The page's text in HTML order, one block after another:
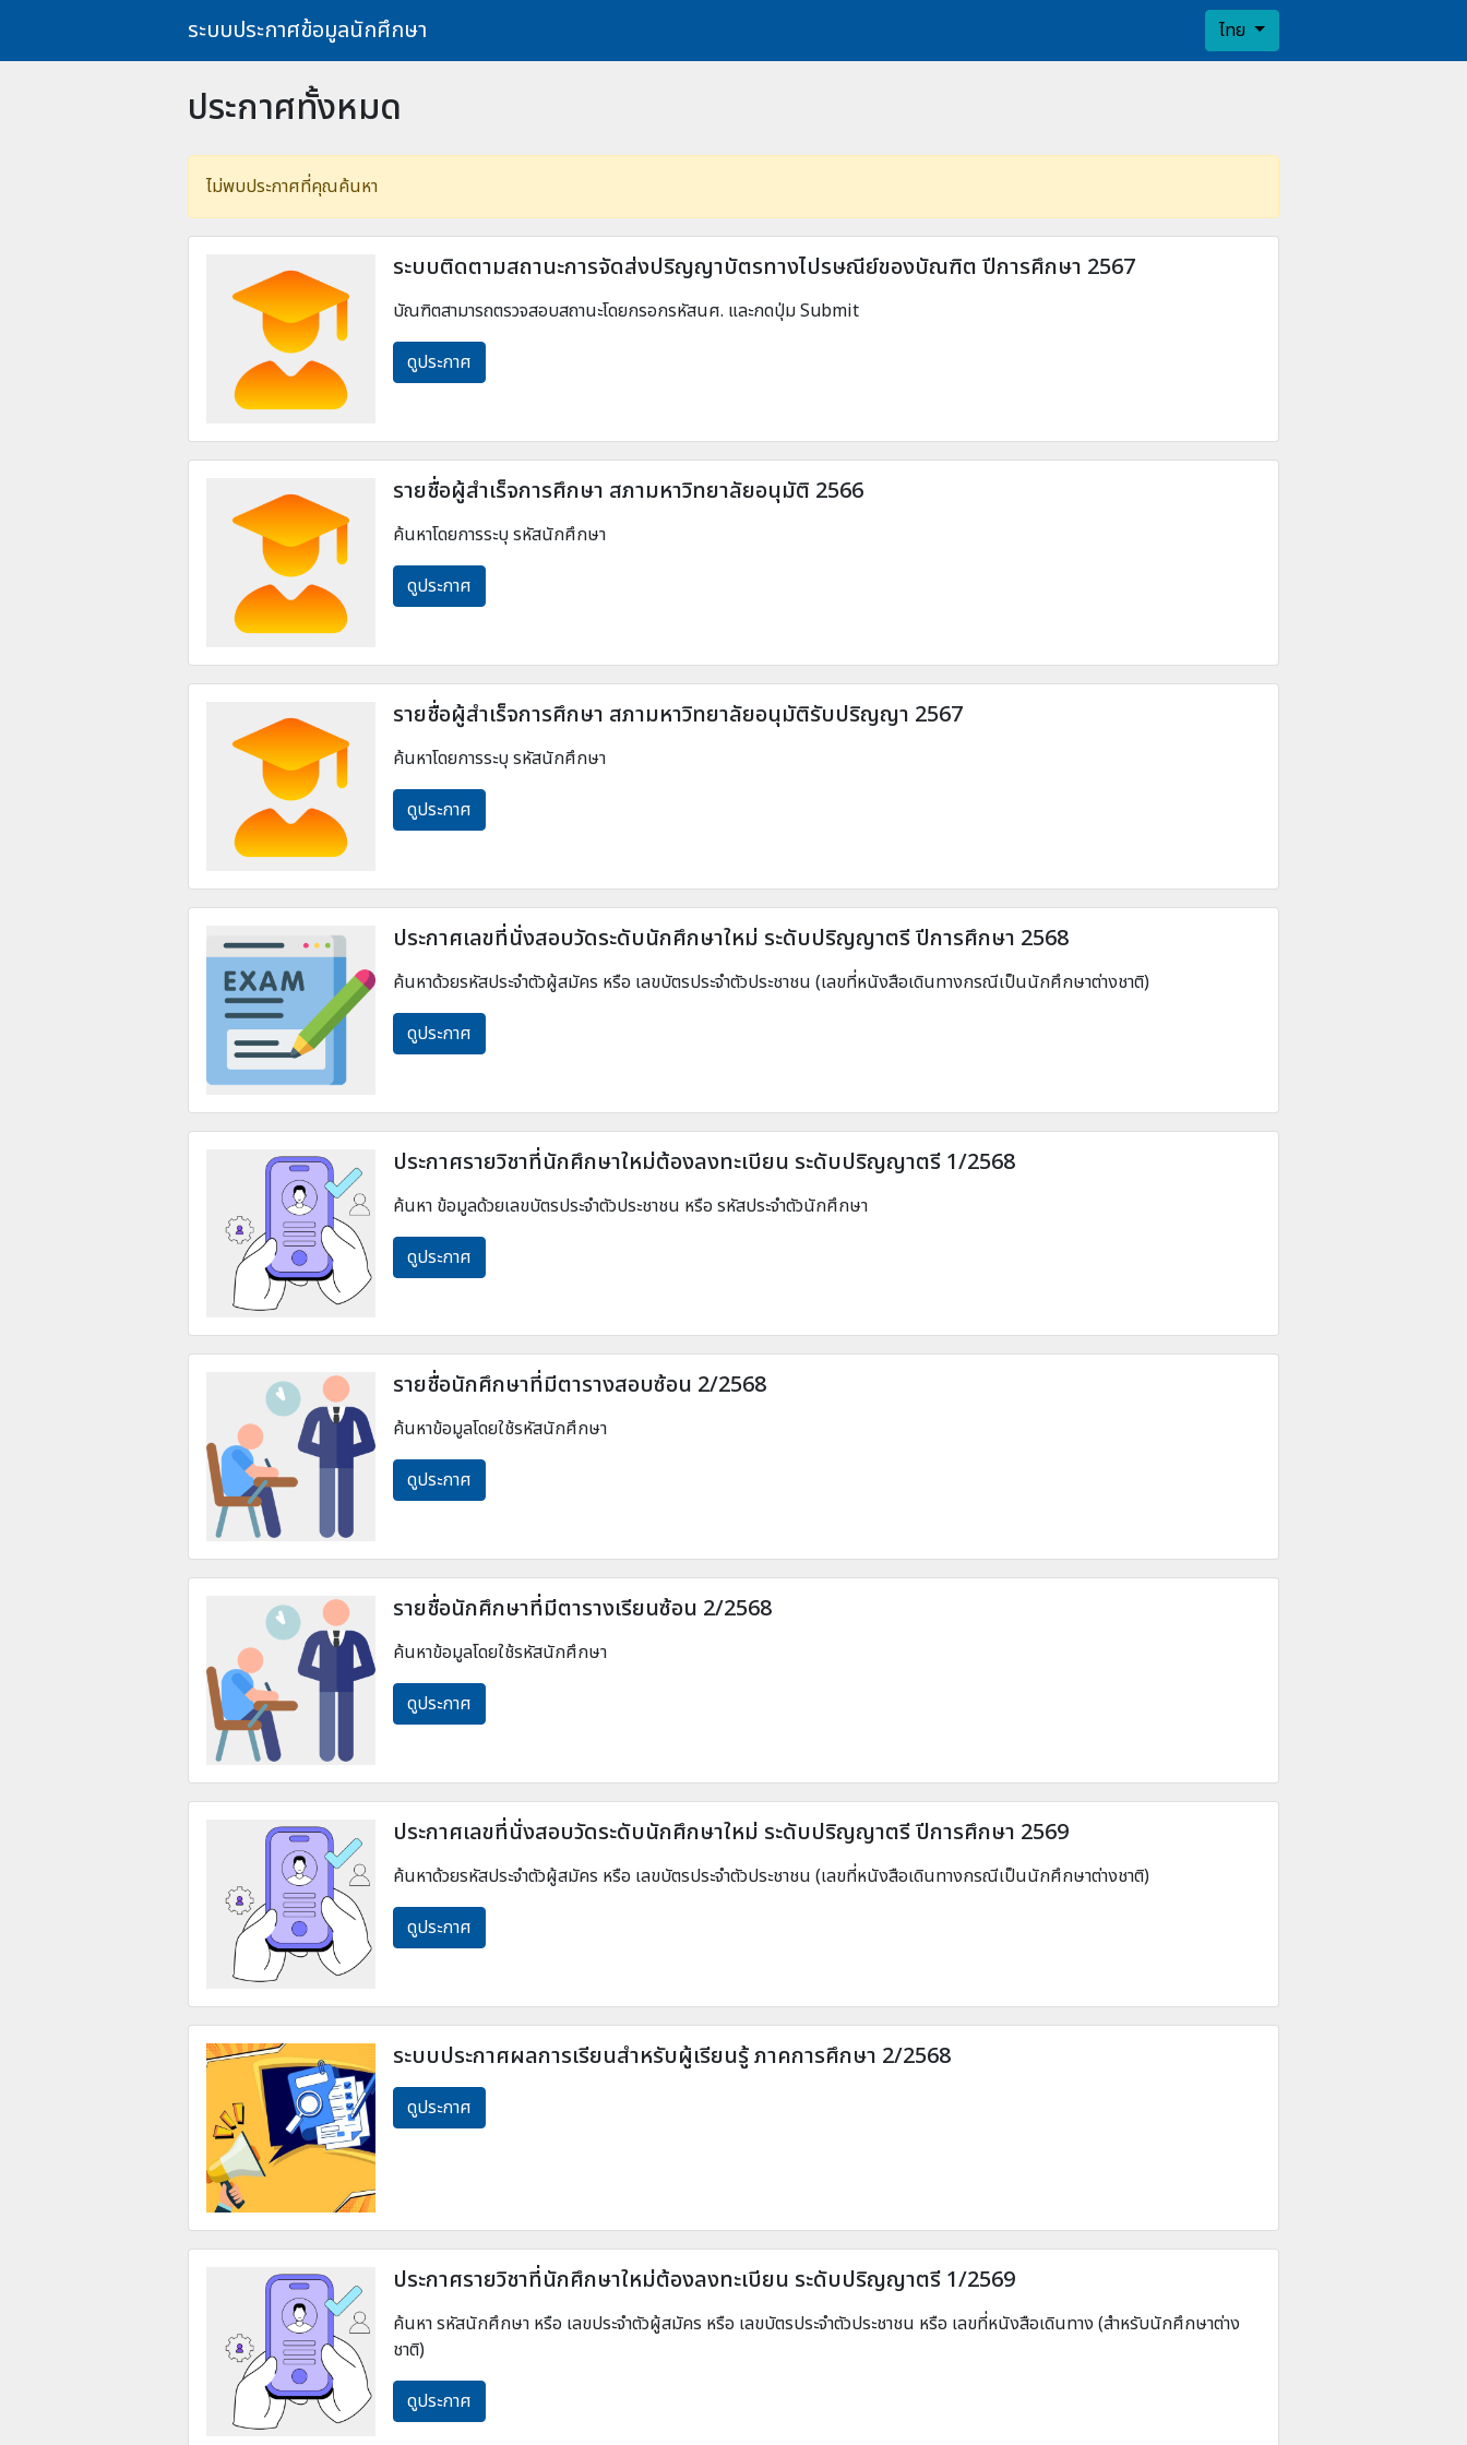
ระบบประกาศข้อมูลนักศึกษา ไทย
ประกาศทั้งหมด
ไม่พบประกาศที่คุณค้นหา
ระบบติดตามสถานะการจัดส่งปริญญาบัตรทางไปรษณีย์ของบัณฑิต ปีการศึกษา 2567
บัณฑิตสามารถตรวจสอบสถานะโดยกรอกรหัสนศ. และกดปุ่ม Submit
ดูประกาศ
รายชื่อผู้สำเร็จการศึกษา สภามหาวิทยาลัยอนุมัติ 2566
ค้นหาโดยการระบุ รหัสนักศึกษา
ดูประกาศ
รายชื่อผู้สำเร็จการศึกษา สภามหาวิทยาลัยอนุมัติรับปริญญา 2567
ค้นหาโดยการระบุ รหัสนักศึกษา
ดูประกาศ
ประกาศเลขที่นั่งสอบวัดระดับนักศึกษาใหม่ ระดับปริญญาตรี ปีการศึกษา 2568
ค้นหาด้วยรหัสประจำตัวผู้สมัคร หรือ เลขบัตรประจำตัวประชาชน (เลขที่หนังสือเดินทางกรณีเป็นนักศึกษาต่างชาติ)
ดูประกาศ
ประกาศรายวิชาที่นักศึกษาใหม่ต้องลงทะเบียน ระดับปริญญาตรี 1/2568
ค้นหา ข้อมูลด้วยเลขบัตรประจำตัวประชาชน หรือ รหัสประจำตัวนักศึกษา
ดูประกาศ
รายชื่อนักศึกษาที่มีตารางสอบซ้อน 2/2568
ค้นหาข้อมูลโดยใช้รหัสนักศึกษา
ดูประกาศ
รายชื่อนักศึกษาที่มีตารางเรียนซ้อน 2/2568
ค้นหาข้อมูลโดยใช้รหัสนักศึกษา
ดูประกาศ
ประกาศเลขที่นั่งสอบวัดระดับนักศึกษาใหม่ ระดับปริญญาตรี ปีการศึกษา 2569
ค้นหาด้วยรหัสประจำตัวผู้สมัคร หรือ เลขบัตรประจำตัวประชาชน (เลขที่หนังสือเดินทางกรณีเป็นนักศึกษาต่างชาติ)
ดูประกาศ
ระบบประกาศผลการเรียนสำหรับผู้เรียนรู้ ภาคการศึกษา 2/2568
ดูประกาศ
ประกาศรายวิชาที่นักศึกษาใหม่ต้องลงทะเบียน ระดับปริญญาตรี 1/2569
ค้นหา รหัสนักศึกษา หรือ เลขประจำตัวผู้สมัคร หรือ เลขบัตรประจำตัวประชาชน หรือ เลขที่หนังสือเดินทาง (สำหรับนักศึกษาต่าง
ชาติ)
ดูประกาศ